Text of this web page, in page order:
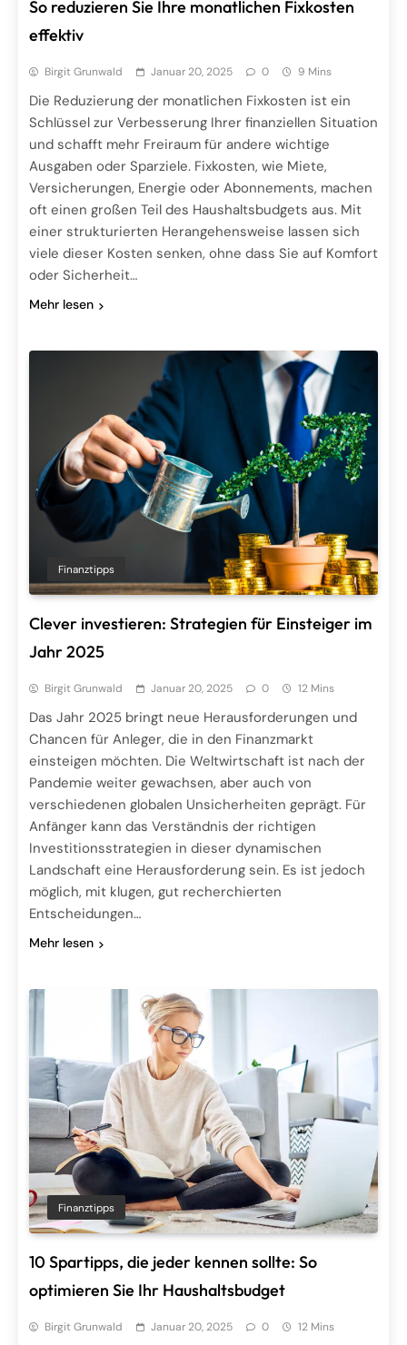
So reduzieren Sie Ihre monatlichen Fixkosten
effektiv
Birgit Grunwald Januar 20, 2025 0 9 Mins
Die Reduzierung der monatlichen Fixkosten ist ein
Schlüssel zur Verbesserung Ihrer finanziellen Situation
und schafft mehr Freiraum für andere wichtige
Ausgaben oder Sparziele. Fixkosten, wie Miete,
Versicherungen, Energie oder Abonnements, machen
oft einen großen Teil des Haushaltsbudgets aus. Mit
einer strukturierten Herangehensweise lassen sich
viele dieser Kosten senken, ohne dass Sie auf Komfort
oder Sicherheit…
Mehr lesen
Finanztipps
Clever investieren: Strategien für Einsteiger im
Jahr 2025
Birgit Grunwald Januar 20, 2025 0 12 Mins
Das Jahr 2025 bringt neue Herausforderungen und
Chancen für Anleger, die in den Finanzmarkt
einsteigen möchten. Die Weltwirtschaft ist nach der
Pandemie weiter gewachsen, aber auch von
verschiedenen globalen Unsicherheiten geprägt. Für
Anfänger kann das Verständnis der richtigen
Investitionsstrategien in dieser dynamischen
Landschaft eine Herausforderung sein. Es ist jedoch
möglich, mit klugen, gut recherchierten
Entscheidungen…
Mehr lesen
Finanztipps
10 Spartipps, die jeder kennen sollte: So
optimieren Sie Ihr Haushaltsbudget
Birgit Grunwald Januar 20, 2025 0 12 Mins